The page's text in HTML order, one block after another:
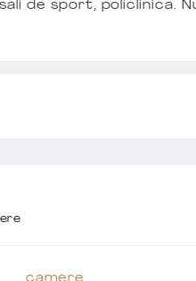
de sport, policlinica.